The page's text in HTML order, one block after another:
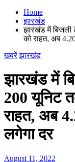
Home
झारखंड
झारखंड में बिजली
को राहत, अब
खबरें झारखंड
झारखंड में
200 यूनिट
राहत, अब
लगेगा दर
August 11, 2022